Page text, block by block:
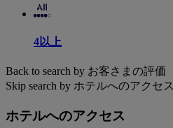
4以上
Back to search by お客さまの評価
Skip search by ホテルへのアクセス
ホテルへのアクセス